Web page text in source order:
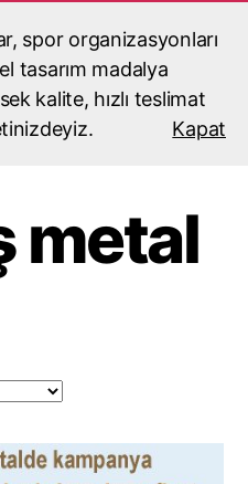
spor organizasyonları
tasarım madalya
kalite, hızlı teslimat
Kapat
fiyatları
metal